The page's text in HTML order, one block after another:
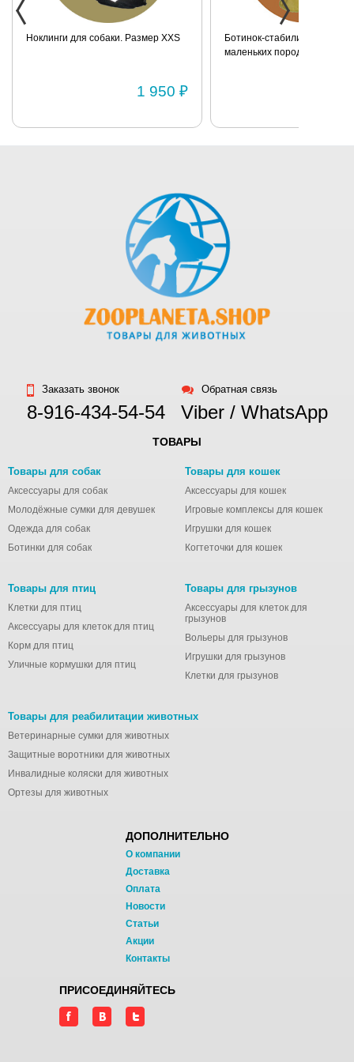
Ноклинги для собаки. Размер XXS
1 950 ₽
Ботинок-стабилизатор для
маленьких пород для
Заказать звонок
8-916-434-54-54
Обратная связь
Viber / WhatsApp
ТОВАРЫ
Товары для собак
Аксессуары для собак
Молодёжные сумки для девушек
Одежда для собак
Ботинки для собак
Товары для кошек
Аксессуары для кошек
Игровые комплексы для кошек
Игрушки для кошек
Когтеточки для кошек
Товары для птиц
Клетки для птиц
Аксессуары для клеток для птиц
Корм для птиц
Уличные кормушки для птиц
Товары для грызунов
Аксессуары для клеток для
грызунов
Вольеры для грызунов
Игрушки для грызунов
Клетки для грызунов
Товары для реабилитации животных
Ветеринарные сумки для животных
Защитные воротники для животных
Инвалидные коляски для животных
Ортезы для животных
ДОПОЛНИТЕЛЬНО
О компании
Доставка
Оплата
Новости
Статьи
Акции
Контакты
ПРИСОЕДИНЯЙТЕСЬ